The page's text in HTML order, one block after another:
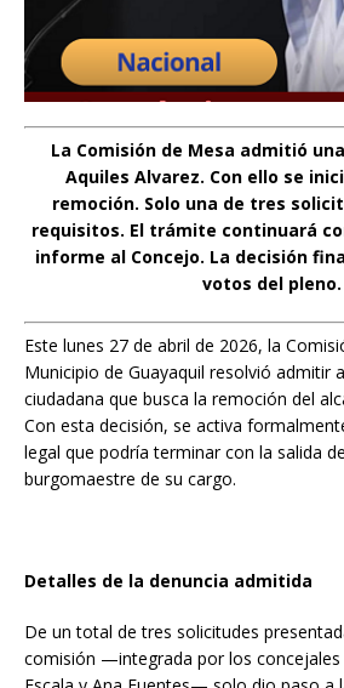
La Comisión de Mesa admitió
Aquiles Alvarez. Con ello se
remoción. Solo una de tres
requisitos. El trámite continuará
informe al Concejo. La decisión
votos del pleno.
Este lunes 27 de abril de 2026, la
Municipio de Guayaquil resolvió admitir
ciudadana que busca la remoción del
Con esta decisión, se activa
legal que podría terminar con la salida
burgomaestre de su cargo.
Detalles de la denuncia admitida
De un total de tres solicitudes
comisión —integrada por los concejales